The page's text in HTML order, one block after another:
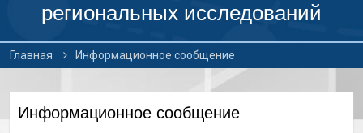
региональных исследований
Главная Информационное сообщение
Информационное сообщение